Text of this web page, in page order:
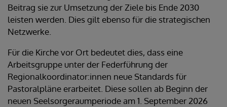
Beitrag sie zur Umsetzung der Ziele bis Ende 2030
leisten werden. Dies gilt ebenso für die strategischen
Netzwerke.
Für die Kirche vor Ort bedeutet dies, dass eine
Arbeitsgruppe unter der Federführung der
Regionalkoordinator:innen neue Standards für
Pastoralpläne erarbeitet. Diese sollen ab Beginn der
neuen Seelsorgeraumperiode am 1. September 2026